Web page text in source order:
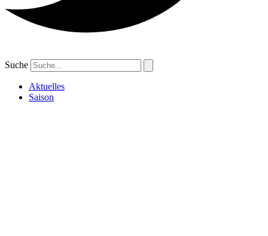
Suche
Aktuelles
Saison